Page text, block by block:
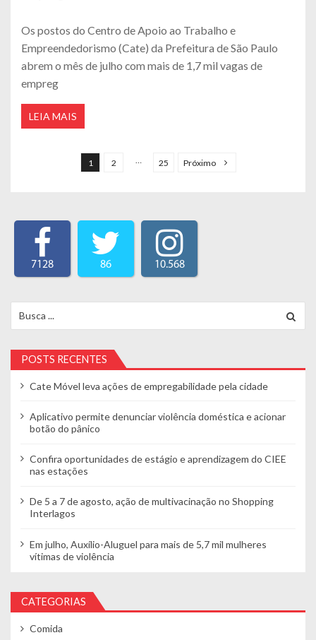
Os postos do Centro de Apoio ao Trabalho e
Empreendedorismo (Cate) da Prefeitura de São Paulo
abrem o mês de julho com mais de 1,7 mil vagas de
empreg
LEIA MAIS
1 2 … 25 Próximo
7128 86 10.568
POSTS RECENTES
Cate Móvel leva ações de empregabilidade pela cidade
Aplicativo permite denunciar violência doméstica e acionar
botão do pânico
Confira oportunidades de estágio e aprendizagem do CIEE
nas estações
De 5 a 7 de agosto, ação de multivacinação no Shopping
Interlagos
Em julho, Auxílio-Aluguel para mais de 5,7 mil mulheres
vítimas de violência
CATEGORIAS
Comida